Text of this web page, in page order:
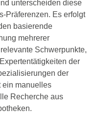
unterscheiden diese
Präferenzen. Es erfolgt
basierende
mehrerer
Schwerpunkte,
der
der
ein manuelles
Recherche aus